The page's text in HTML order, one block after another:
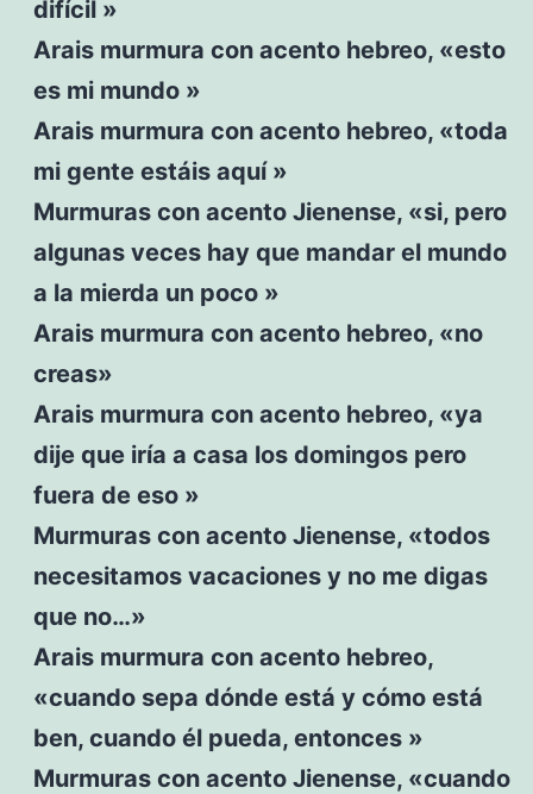
difícil »
Arais murmura con acento hebreo, «esto
es mi mundo »
Arais murmura con acento hebreo, «toda
mi gente estáis aquí »
Murmuras con acento Jienense, «si, pero
algunas veces hay que mandar el mundo
a la mierda un poco »
Arais murmura con acento hebreo, «no
creas»
Arais murmura con acento hebreo, «ya
dije que iría a casa los domingos pero
fuera de eso »
Murmuras con acento Jienense, «todos
necesitamos vacaciones y no me digas
que no…»
Arais murmura con acento hebreo,
«cuando sepa dónde está y cómo está
ben, cuando él pueda, entonces »
Murmuras con acento Jienense, «cuando